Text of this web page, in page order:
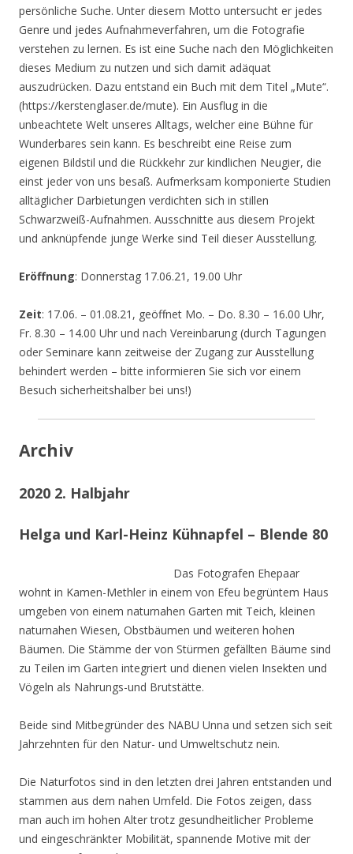
persönliche Suche. Unter diesem Motto untersucht er jedes
Genre und jedes Aufnahmeverfahren, um die Fotografie
verstehen zu lernen. Es ist eine Suche nach den Möglichkeiten
dieses Medium zu nutzen und sich damit adäquat
auszudrücken. Dazu entstand ein Buch mit dem Titel „Mute“.
(https://kerstenglaser.de/mute). Ein Ausflug in die
unbeachtete Welt unseres Alltags, welcher eine Bühne für
Wunderbares sein kann. Es beschreibt eine Reise zum
eigenen Bildstil und die Rückkehr zur kindlichen Neugier, die
einst jeder von uns besaß. Aufmerksam komponierte Studien
alltäglicher Darbietungen verdichten sich in stillen
Schwarzweiß-Aufnahmen. Ausschnitte aus diesem Projekt
und anknüpfende junge Werke sind Teil dieser Ausstellung.
Eröffnung: Donnerstag 17.06.21, 19.00 Uhr
Zeit: 17.06. – 01.08.21, geöffnet Mo. – Do. 8.30 – 16.00 Uhr,
Fr. 8.30 – 14.00 Uhr und nach Vereinbarung (durch Tagungen
oder Seminare kann zeitweise der Zugang zur Ausstellung
behindert werden – bitte informieren Sie sich vor einem
Besuch sicherheitshalber bei uns!)
Archiv
2020 2. Halbjahr
Helga und Karl-Heinz Kühnapfel – Blende 80
Das Fotografen Ehepaar
wohnt in Kamen-Methler in einem von Efeu begrüntem Haus
umgeben von einem naturnahen Garten mit Teich, kleinen
naturnahen Wiesen, Obstbäumen und weiteren hohen
Bäumen. Die Stämme der von Stürmen gefällten Bäume sind
zu Teilen im Garten integriert und dienen vielen Insekten und
Vögeln als Nahrungs-und Brutstätte.
Beide sind Mitbegründer des NABU Unna und setzen sich seit
Jahrzehnten für den Natur- und Umweltschutz nein.
Die Naturfotos sind in den letzten drei Jahren entstanden und
stammen aus dem nahen Umfeld. Die Fotos zeigen, dass
man auch im hohen Alter trotz gesundheitlicher Probleme
und eingeschränkter Mobilität, spannende Motive mit der